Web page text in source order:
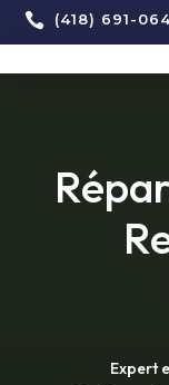
 (418) 691-
Expert